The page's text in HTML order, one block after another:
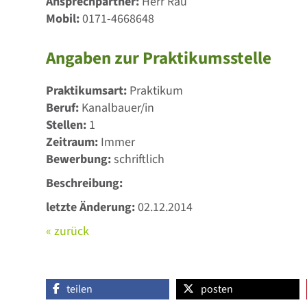
Mobil:0171-4668648
Angaben zur Praktikumsstelle
Praktikumsart: Praktikum
Beruf: Kanalbauer/in
Stellen: 1
Zeitraum: Immer
Bewerbung:schriftlich
Beschreibung:
letzte Änderung:02.12.2014
« zurück
teilen posten